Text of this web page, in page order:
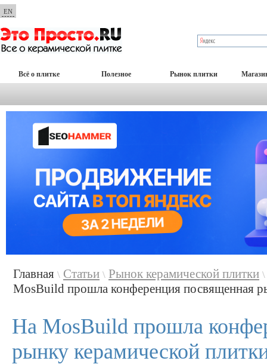
EN
Всё о плитке Полезное Рынок плитки
Главная \ Статьи \ Рынок керамической плитки \
MosBuild прошла конференция посвященная
На MosBuild прошла
рынку керамической